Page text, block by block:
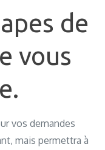
de
vous
vos demandes
mais permettra à